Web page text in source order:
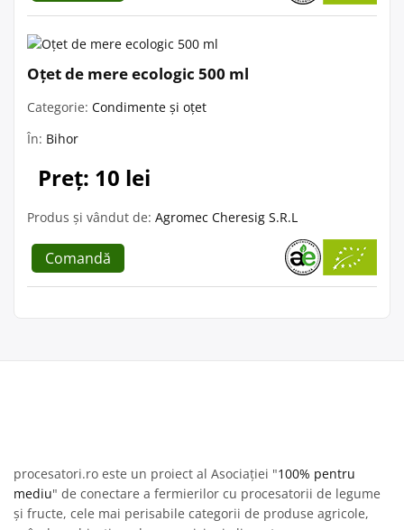
Oțet de mere ecologic 500 ml
Categorie: Condimente și oțet
În: Bihor
Preț: 10 lei
Produs și vândut de: Agromec Cheresig S.R.L
Comandă
procesatori.ro este un proiect al Asociației "100% pentru
mediu" de conectare a fermierilor cu procesatorii de legume
și fructe, cele mai perisabile categorii de produse agricole,